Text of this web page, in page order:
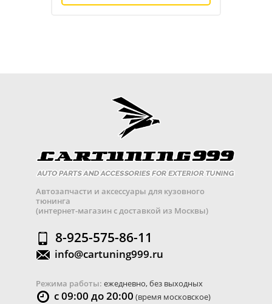
Автозапчасти и аксессуары для кузовного
тюнинга
(интернет-магазин с доставкой из Москвы)
8-925-575-86-11
info@cartuning999.ru
Режима работы: ежедневно, без выходных
с 09:00 до 20:00 (время московское)